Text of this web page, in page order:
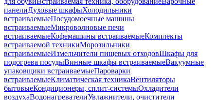
панелиДуховые шкафыХолодильники
встраиваемыеПосудомоечные машины
встраиваемыеМикроволновые печи
встраиваемыеКофемашины встраиваемыеКомплекты
встраиваемой техникиМорозильники
встраиваемыеИзмельчители пищевых отходовШкафы для
подогрева посудыВинные шкафы встраиваемыеВакуумные
упаковщики встраиваемыеПароварки
встраиваемыеКлиматическая техникаВентиляторы
бытовыеКондиционеры, сплит-системыОхладители
воздухаВодонагревателиУвлажнители, очистители